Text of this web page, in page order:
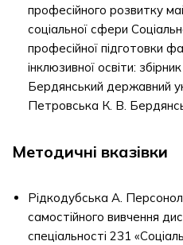
професійного розвитку
соціальної сфери
професійної підготовки
інклюзивної освіти:
Бердянський державний
Петровська К. В.
Методичні вказівки
Рідкодубська А.
самостійного вивчення
спеціальності 231